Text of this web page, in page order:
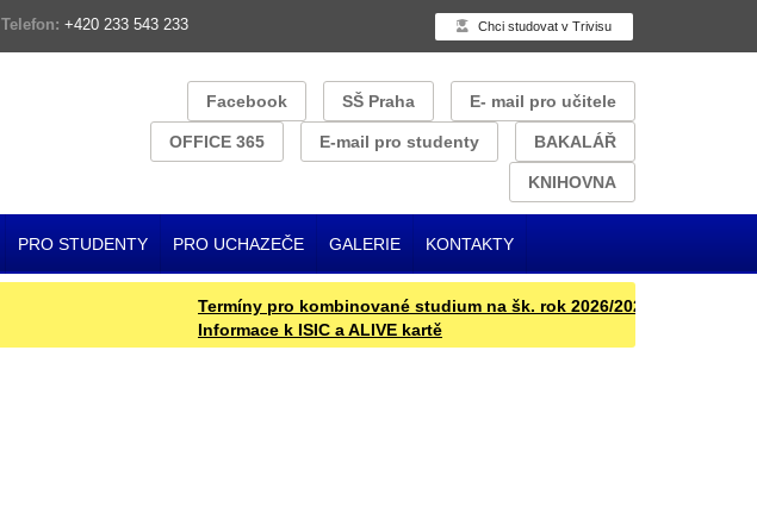
Telefon: +420 233 543 233 Chci studovat v Trivisu
Facebook SŠ Praha E- mail pro učitele
OFFICE 365 E-mail pro studenty BAKALÁŘ
KNIHOVNA
PRO STUDENTY PRO UCHAZEČE GALERIE KONTAKTY
Termíny pro kombinované studium na šk. rok 2026/2027
Přijímací řízení
Informace k ISIC a ALIVE kartě